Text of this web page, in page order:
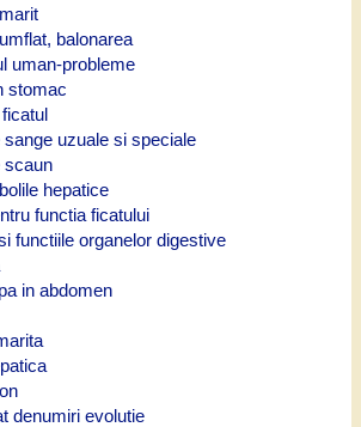
balonarea
uman-probleme
stomac
sange uzuale si speciale
scaun
hepatice
functia ficatului
functiile organelor digestive
in abdomen
denumiri evolutie